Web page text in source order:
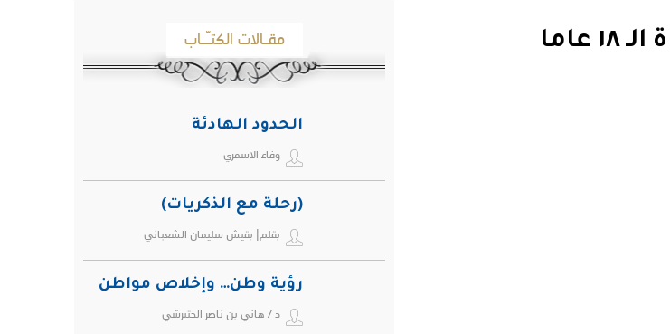
عملية الخمس ساعات المعقدة تنقذ فتاة الـ ١٨ عاما
مقـالات الكتـّـاب
الحدود الهادئة
وفاء الاسمري
(رحلة مع الذكريات)
بقلم| بقيش سليمان الشعباني
رؤية وطن… وإخلاص مواطن
د / هاني بن ناصر الحتيرشي